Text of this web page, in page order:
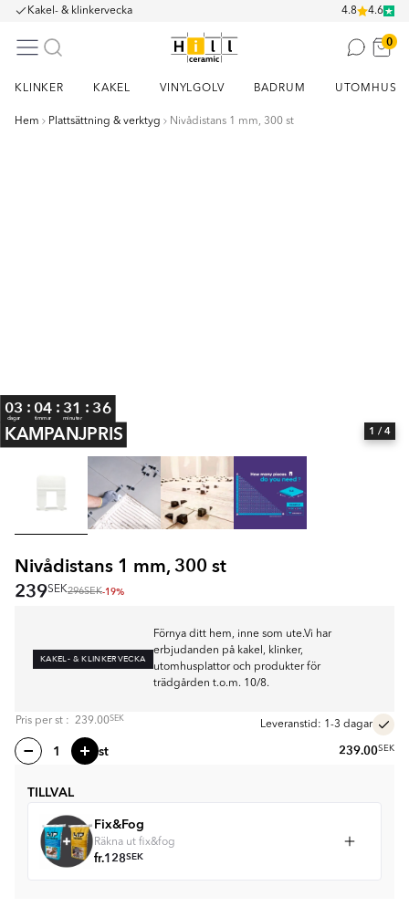
Kakel- & klinkervecka 4.8 4.6
0
KLINKER KAKEL VINYLGOLV BADRUM UTOMHUS
Hem Plattsättning & verktyg Nivådistans 1 mm, 300 st
03
dagar
: 04
timmar
:31
minuter
:36
KAMPANJPRIS 1 / 4
Nivådistans 1 mm, 300 st
239SEK296SEK-19%
KAKEL- & KLINKERVECKA
Förnya ditt hem, inne som ute.Vi har
erbjudanden på kakel, klinker,
utomhusplattor och produkter för
trädgården t.o.m. 10/8.
Pris per st : 239.00SEK
Leveranstid: 1-3 dagar
st 239.00SEK
TILLVAL
Fix&Fog
Räkna ut fix&fog
fr.128SEK